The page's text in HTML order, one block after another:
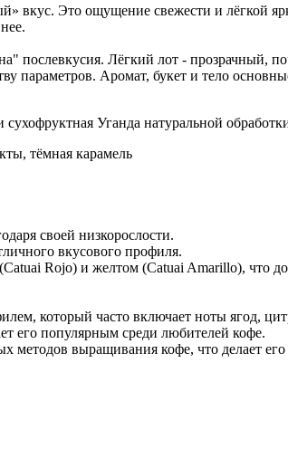
вкус. Это ощущение свежести и лёгкой
послевкусия. Лёгкий лот -
параметров. Аромат, букет и тело
Уганда натуральной
тёмная карамель
своей низкорослости.
вкусового профиля.
Rojo) и желтом (Catuai Amarillo), что
который часто включает ноты ягод,
его популярным среди любителей кофе.
методов выращивания кофе, что делает